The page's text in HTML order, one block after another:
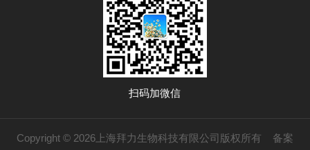
扫码加微信
Copyright © 2026上海拜力生物科技有限公司版权所有 备案